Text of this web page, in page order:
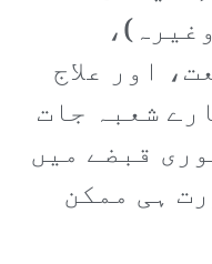
اور علاج
شعبہ جات
قبضے میں
ہی ممکن